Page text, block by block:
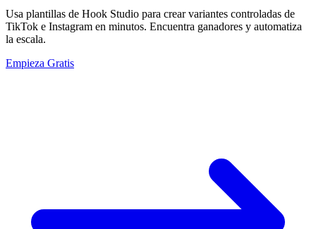
Usa plantillas de Hook Studio para crear variantes controladas de
TikTok e Instagram en minutos. Encuentra ganadores y automatiza
la escala.
Empieza Gratis